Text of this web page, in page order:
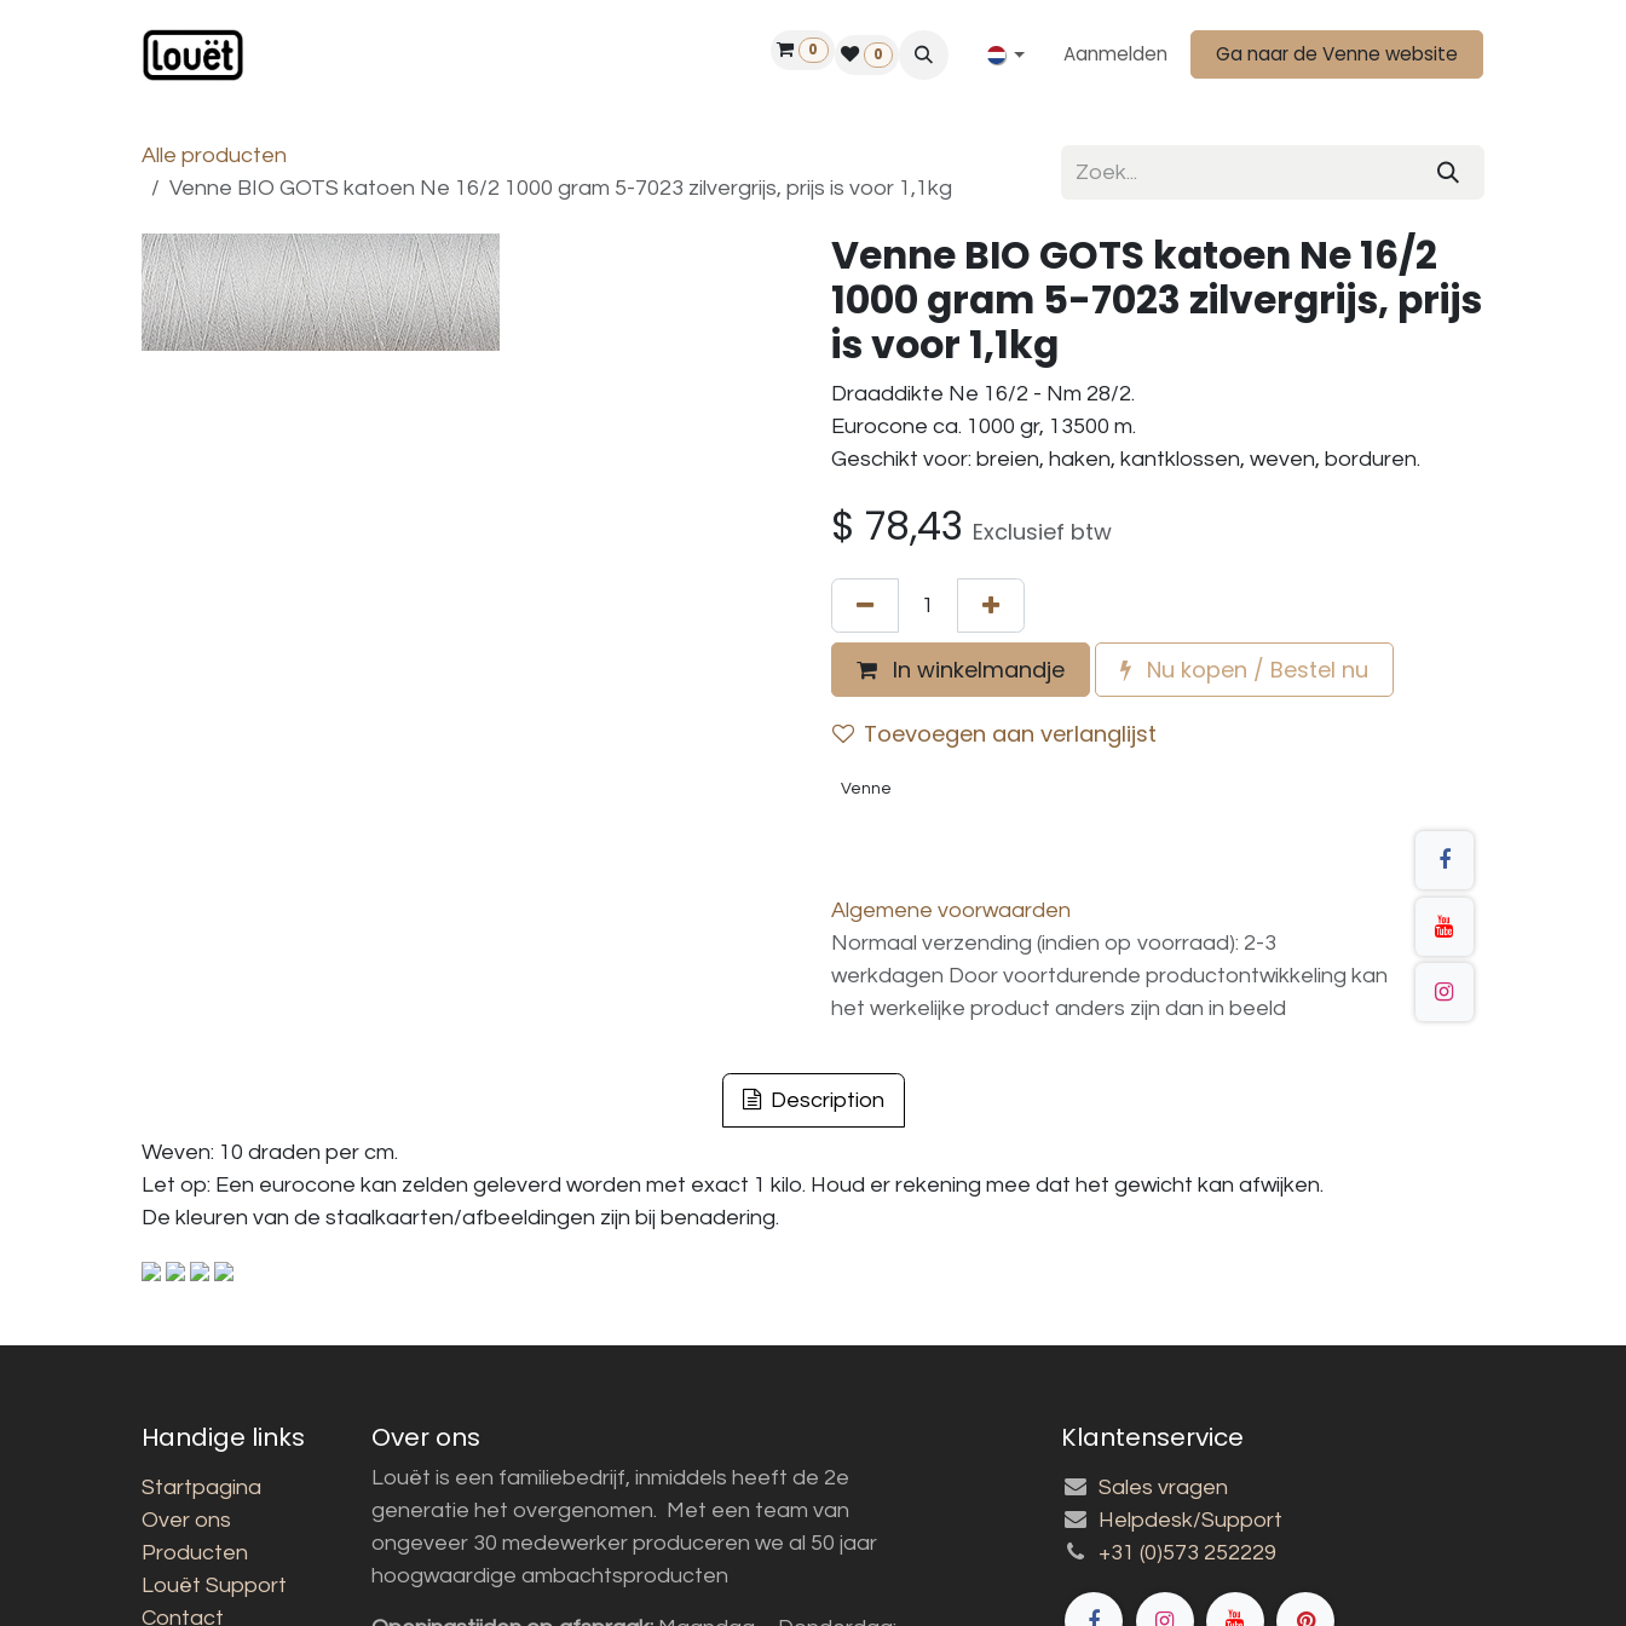
Vind een dealer
0 0 Aanmelden Ga naar de Venne website
Alle producten
Venne BIO GOTS katoen Ne 16/2 1000 gram 5-7023 zilvergrijs, prijs is voor 1,1kg
Venne BIO GOTS katoen Ne 16/2
1000 gram 5-7023 zilvergrijs, prijs
is voor 1,1kg
Draaddikte Ne 16/2 - Nm 28/2.
Eurocone ca. 1000 gr, 13500 m.
Geschikt voor: breien, haken, kantklossen, weven, borduren.
$ 78,43 Exclusief btw
In winkelmandje Nu kopen / Bestel nu
Toevoegen aan verlanglijst
Venne
Algemene voorwaarden
Normaal verzending (indien op voorraad): 2-3
werkdagen Door voortdurende productontwikkeling kan
het werkelijke product anders zijn dan in beeld
Description
Weven: 10 draden per cm.
Let op: Een eurocone kan zelden geleverd worden met exact 1 kilo. Houd er rekening mee dat het gewicht kan afwijken.
De kleuren van de staalkaarten/afbeeldingen zijn bij benadering.
Handige links
Startpagina
Over ons
Producten
Louët Support
Contact
Over ons
Louët is een familiebedrijf, inmiddels heeft de 2e
generatie het overgenomen. Met een team van
ongeveer 30 medewerker produceren we al 50 jaar
hoogwaardige ambachtsproducten
Klantenservice
Sales vragen
Helpdesk/Support
+31 (0)573 252229